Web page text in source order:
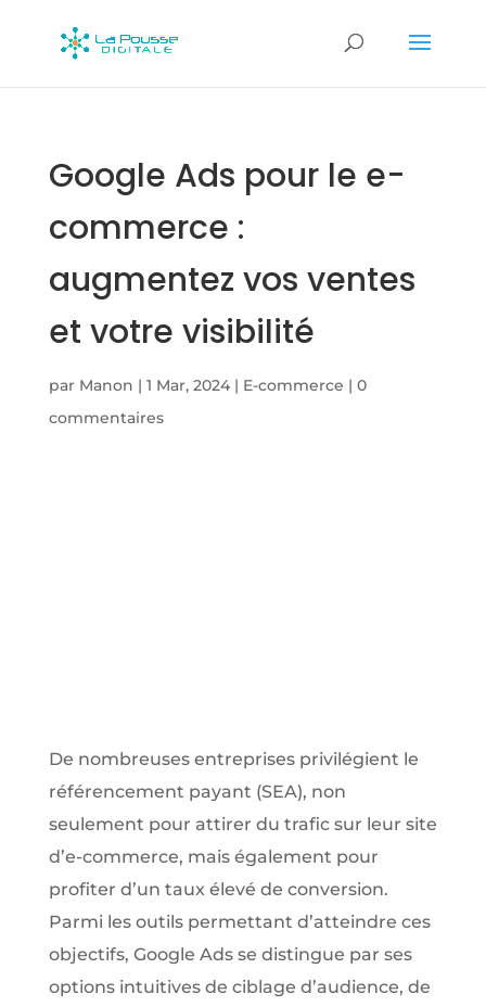
Google Ads pour le e-
commerce :
augmentez vos ventes
et votre visibilité
par Manon | 1 Mar, 2024| E-commerce | 0
commentaires
De nombreuses entreprises privilégient le
référencement payant (SEA), non
seulement pour attirer du trafic sur leur site
d’e-commerce, mais également pour
profiter d’un taux élevé de conversion.
Parmi les outils permettant d’atteindre ces
objectifs, Google Ads se distingue par ses
options intuitives de ciblage d’audience, de